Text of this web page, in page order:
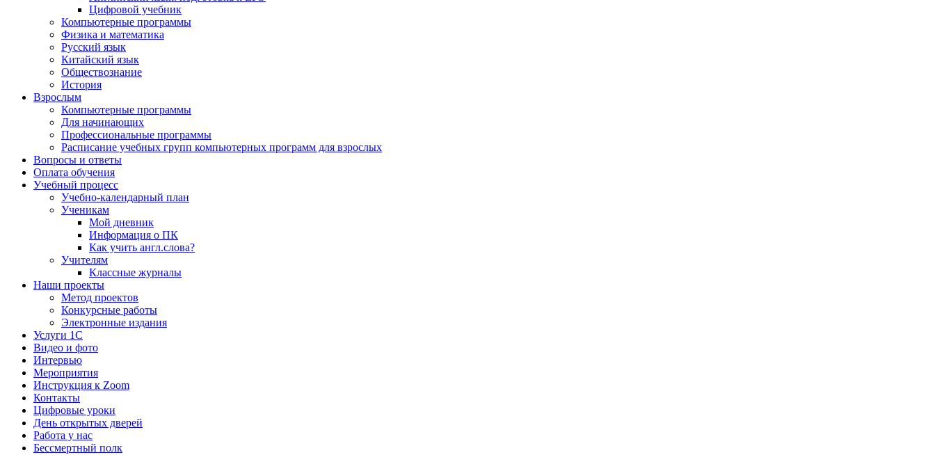
Цифровой учебник
Компьютерные программы
Физика и математика
Русский язык
Китайский язык
Обществознание
История
Взрослым
Компьютерные программы
Для начинающих
Профессиональные программы
Расписание учебных групп компьютерных программ для взрослых
Вопросы и ответы
Оплата обучения
Учебный процесс
Учебно-календарный план
Ученикам
Мой дневник
Информация о ПК
Как учить англ.слова?
Учителям
Классные журналы
Наши проекты
Метод проектов
Конкурсные работы
Электронные издания
Услуги 1C
Видео и фото
Интервью
Мероприятия
Инструкция к Zoom
Контакты
Цифровые уроки
День открытых дверей
Работа у нас
Бессмертный полк